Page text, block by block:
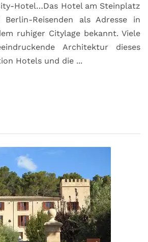
Hotel…Das Hotel am Steinplatz
Reisenden als Adresse in
ruhiger Citylage bekannt. Viele
Architektur dieses
Hotels und die ...